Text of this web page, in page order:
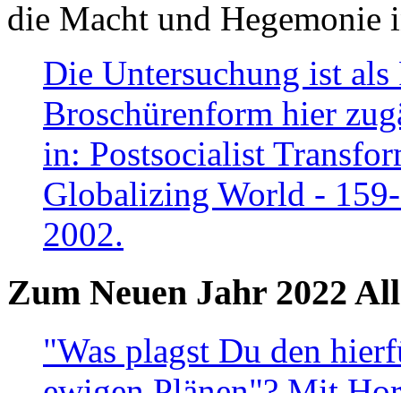
die Macht und Hegemonie
Die Untersuchung ist
Broschürenform hier
in: Postsocialist
Globalizing World -
2002.
Zum Neuen Jahr 2022
"Was plagst Du den